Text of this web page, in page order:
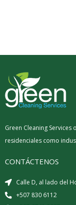
Green Cleaning
residenciales como
CONTÁCTENOS
Calle D, al lado del
+507 830 6112